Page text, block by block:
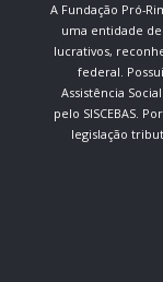
A Fundação Pró-
uma entidade
lucrativos,
federal.
Assistência
pelo SISCEBAS.
legislação